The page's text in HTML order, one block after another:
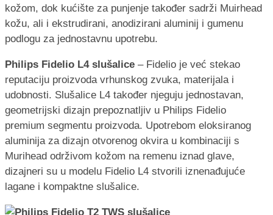
kožom, dok kućište za punjenje također sadrži Muirhead
kožu, ali i ekstrudirani, anodizirani aluminij i gumenu
podlogu za jednostavnu upotrebu.
Philips Fidelio L4 slušalice – Fidelio je već stekao
reputaciju proizvoda vrhunskog zvuka, materijala i
udobnosti. Slušalice L4 također njeguju jednostavan,
geometrijski dizajn prepoznatljiv u Philips Fidelio
premium segmentu proizvoda. Upotrebom eloksiranog
aluminija za dizajn otvorenog okvira u kombinaciji s
Murihead održivom kožom na remenu iznad glave,
dizajneri su u modelu Fidelio L4 stvorili iznenađujuće
lagane i kompaktne slušalice.